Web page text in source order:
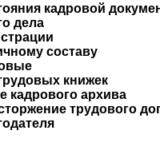
кадровой
дела
составу
книжек
архива
трудового